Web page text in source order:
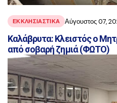
ΕΚΚΛΗΣΙΑΣΤΙΚΑ Αύγουστος 07,
Καλάβρυτα: Κλειστός ο
από σοβαρή ζημιά (ΦΩΤΟ)